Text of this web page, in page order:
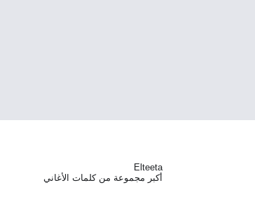
Elteeta
أكبر مجموعة من كلمات الأغاني